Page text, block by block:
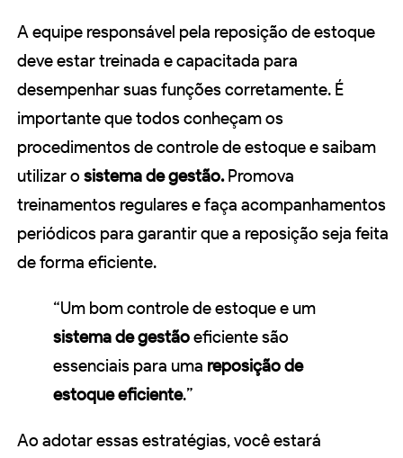
A equipe responsável pela reposição de estoque
deve estar treinada e capacitada para
desempenhar suas funções corretamente. É
importante que todos conheçam os
procedimentos de controle de estoque e saibam
utilizar o sistema de gestão.Promova
treinamentos regulares e faça acompanhamentos
periódicos para garantir que a reposição seja feita
de forma eficiente.
“Um bom controle de estoque e um
sistema de gestãoeficiente são
essenciais para uma reposição de
estoque eficiente.”
Ao adotar essas estratégias, você estará